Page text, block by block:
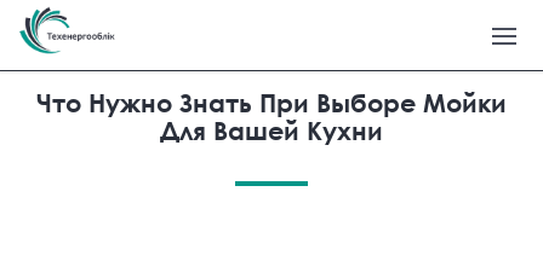
Что Нужно Знать При Выборе Мойки
Для Вашей Кухни